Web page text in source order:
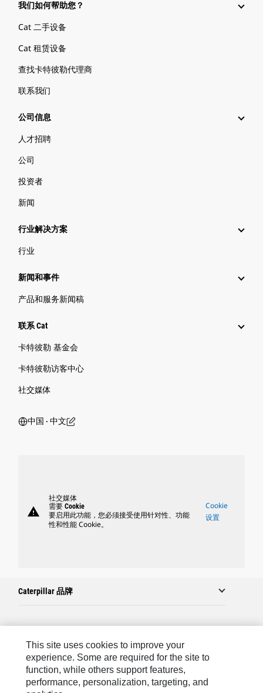
我们如何帮助您？
Cat 二手设备
Cat 租赁设备
查找卡特彼勒代理商
联系我们
公司信息
人才招聘
公司
投资者
新闻
行业解决方案
行业
新闻和事件
产品和服务新闻稿
联系 Cat
卡特彼勒 基金会
卡特彼勒访客中心
社交媒体
中国 ‧ 中文
warning
社交媒体
需要 Cookie
要启用此功能，您必须接受使用针对性、功能
性和性能 Cookie。
Cookie
设置
Caterpillar 品牌
联系 Caterpillar
站点地图
This site uses cookies to improve your
experience. Some are required for the site to
function, while others support features,
performance, personalization, targeting, and